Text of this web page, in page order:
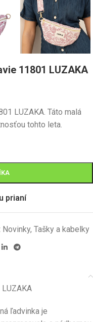
11801 LUZAKA
LUZAKA. Táto malá
tohto leta.
prianí
Novinky, Tašky a kabelky
ľadvinka je